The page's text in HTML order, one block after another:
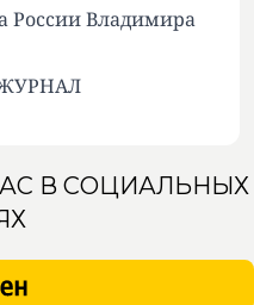
России Владимира
В СОЦИАЛЬНЫХ